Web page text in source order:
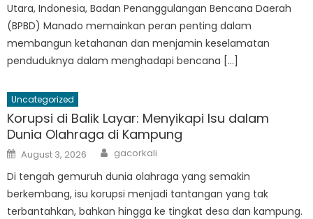
Utara, Indonesia, Badan Penanggulangan Bencana Daerah
(BPBD) Manado memainkan peran penting dalam
membangun ketahanan dan menjamin keselamatan
penduduknya dalam menghadapi bencana […]
Uncategorized
Korupsi di Balik Layar: Menyikapi Isu dalam
Dunia Olahraga di Kampung
Posted
on
August 3, 2026 Author
gacorkali
Di tengah gemuruh dunia olahraga yang semakin
berkembang, isu korupsi menjadi tantangan yang tak
terbantahkan, bahkan hingga ke tingkat desa dan kampung.